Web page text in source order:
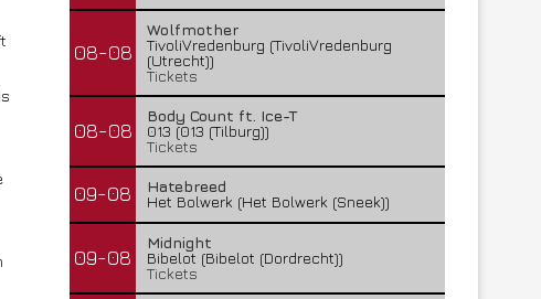
08-08
Wolfmother
TivoliVredenburg (TivoliVredenburg
(Utrecht))
Tickets
08-08
Body Count ft. Ice-T
013 (013 (Tilburg))
Tickets
09-08
Hatebreed
Het Bolwerk (Het Bolwerk (Sneek))
09-08
Midnight
Bibelot (Bibelot (Dordrecht))
Tickets